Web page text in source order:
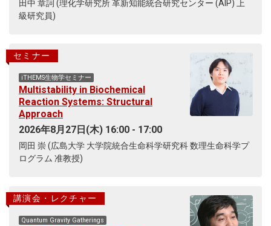
田中 章詞 (理化学研究所 革新知能統合研究センター (AIP) 上
級研究員)
セミナー
iTHEMS生物学セミナー
Multistability in Biochemical
Reaction Systems: Structural
Approach
2026年8月27日(木) 16:00 - 17:00
岡田 崇 (広島大学 大学院統合生命科学研究科 数理生命科学プ
ログラム 准教授)
講演会・レクチャー
Quantum Gravity Gatherings